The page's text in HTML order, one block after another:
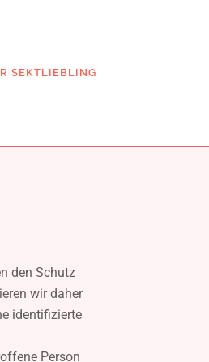
SEKTLIEBLING
den Schutz
wir daher
identifizierte
Person